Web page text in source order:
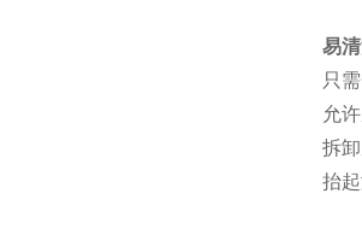
易
只
允
拆
抬